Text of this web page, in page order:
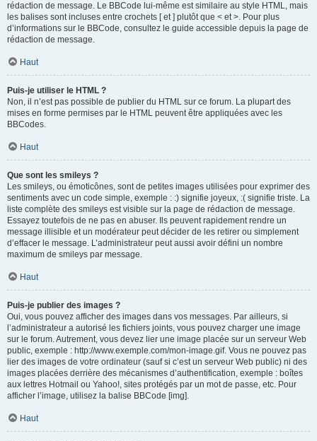
rédaction de message. Le BBCode lui-même est similaire au style HTML, mais
les balises sont incluses entre crochets [ et ] plutôt que < et >. Pour plus
d’informations sur le BBCode, consultez le guide accessible depuis la page de
rédaction de message.
Haut
Puis-je utiliser le HTML ?
Non, il n’est pas possible de publier du HTML sur ce forum. La plupart des
mises en forme permises par le HTML peuvent être appliquées avec les
BBCodes.
Haut
Que sont les smileys ?
Les smileys, ou émoticônes, sont de petites images utilisées pour exprimer des
sentiments avec un code simple, exemple : :) signifie joyeux, :( signifie triste. La
liste complète des smileys est visible sur la page de rédaction de message.
Essayez toutefois de ne pas en abuser. Ils peuvent rapidement rendre un
message illisible et un modérateur peut décider de les retirer ou simplement
d’effacer le message. L’administrateur peut aussi avoir défini un nombre
maximum de smileys par message.
Haut
Puis-je publier des images ?
Oui, vous pouvez afficher des images dans vos messages. Par ailleurs, si
l’administrateur a autorisé les fichiers joints, vous pouvez charger une image
sur le forum. Autrement, vous devez lier une image placée sur un serveur Web
public, exemple : http://www.exemple.com/mon-image.gif. Vous ne pouvez pas
lier des images de votre ordinateur (sauf si c’est un serveur Web public) ni des
images placées derrière des mécanismes d’authentification, exemple : boîtes
aux lettres Hotmail ou Yahoo!, sites protégés par un mot de passe, etc. Pour
afficher l’image, utilisez la balise BBCode [img].
Haut